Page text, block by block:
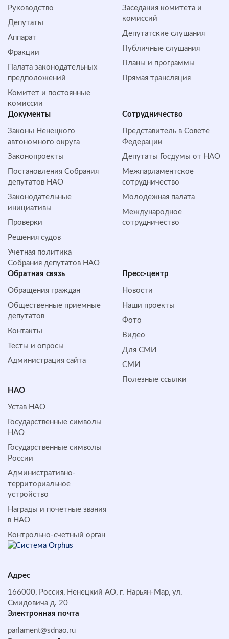
Руководство
Депутаты
Аппарат
Фракции
Палата законодательных
предположений
Комитет и постоянные
комиссии
Заседания комитета и
комиссий
Депутатские слушания
Публичные слушания
Планы и программы
Прямая трансляция
Документы
Законы Ненецкого
автономного округа
Законопроекты
Постановления Собрания
депутатов НАО
Законодательные
инициативы
Проверки
Решения судов
Учетная политика
Собрания депутатов НАО
Сотрудничество
Представитель в Совете
Федерации
Депутаты Госдумы от НАО
Межпарламентское
сотрудничество
Молодежная палата
Международное
сотрудничество
Обратная cвязь
Обращения граждан
Общественные приемные
депутатов
Контакты
Тесты и опросы
Администрация сайта
Пресс-центр
Новости
Наши проекты
Фото
Видео
Для СМИ
СМИ
Полезные ссылки
НАО
Устав НАО
Государственные символы
НАО
Государственные символы
России
Административно-
территориальное
устройство
Награды и почетные звания
в НАО
Контрольно-счетный орган
Адрес
166000, Россия, Ненецкий АО, г. Нарьян-Мар, ул.
Смидовича д. 20
Электронная почта
parlament@sdnao.ru